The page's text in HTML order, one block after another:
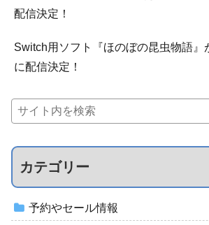
配信決定！
Switch用ソフト『ほのぼの昆虫物語』
に配信決定！
カテゴリー
予約やセール情報